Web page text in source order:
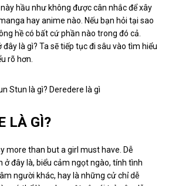
hầu như không được cân nhắc để xây
hay anime nào. Nếu bạn hỏi tại sao
hề có bất cứ phần nào trong đó cả.
đây là gì? Ta sẽ tiếp tục đi sâu vào tìm hiểu
rõ hơn.
LÀ GÌ?
more than but a girl must have. Dễ
ở đây là, biểu cảm ngọt ngào, tính tình
người khác, hay là những cử chỉ dễ